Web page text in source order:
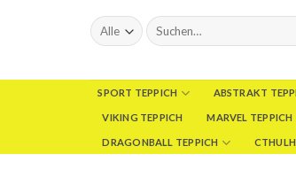
Suchen
nach:
SPORT TEPPICH ABSTRAKT
VIKING TEPPICH MARVEL TEPPICH
DRAGONBALL TEPPICH